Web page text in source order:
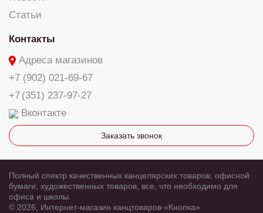
Статьи
Контакты
Адреса магазинов
+7 (902) 021-69-67
+7 (351) 237-97-27
Вконтакте
Заказать звонок
Полный спектр качественных канцелярских товаров, офисной
бумаги, художественных товаров, все, что необходимо для
офиса и школы.
© 2026, Интернет-магазин канцтоваров «Кнопка»